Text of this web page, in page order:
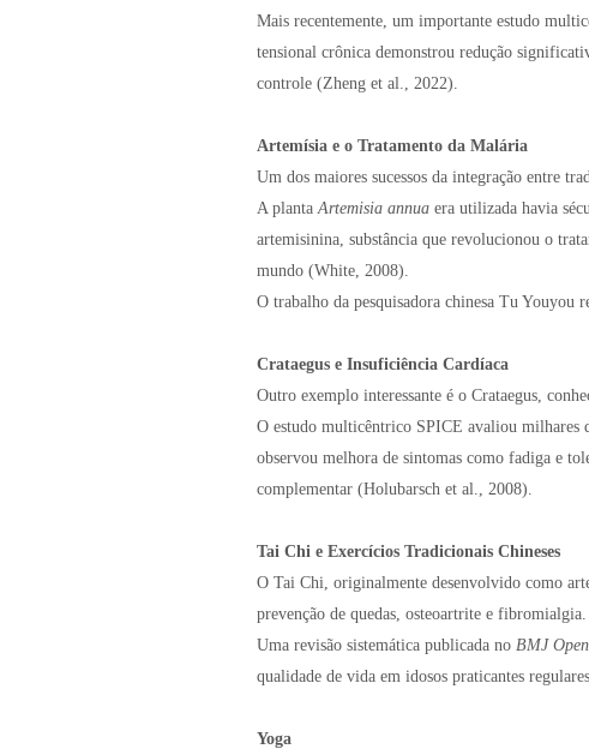
Mais recentemente, um importante estudo
tensional crônica demonstrou redução
controle (Zheng et al., 2022).
Artemísia e o Tratamento da Malária
Um dos maiores sucessos da integração entre
A planta Artemisia annua era utilizada havia
artemisinina, substância que revolucionou o
mundo (White, 2008).
O trabalho da pesquisadora chinesa Tu Youyou
Crataegus e Insuficiência Cardíaca
Outro exemplo interessante é o Crataegus,
O estudo multicêntrico SPICE avaliou milhares
observou melhora de sintomas como fadiga e
complementar (Holubarsch et al., 2008).
Tai Chi e Exercícios Tradicionais Chineses
O Tai Chi, originalmente desenvolvido como
prevenção de quedas, osteoartrite e fibromialgia.
Uma revisão sistemática publicada no BMJ Open
qualidade de vida em idosos praticantes
Yoga